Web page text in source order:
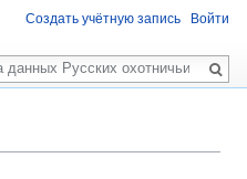
Создать учётную запись Войти